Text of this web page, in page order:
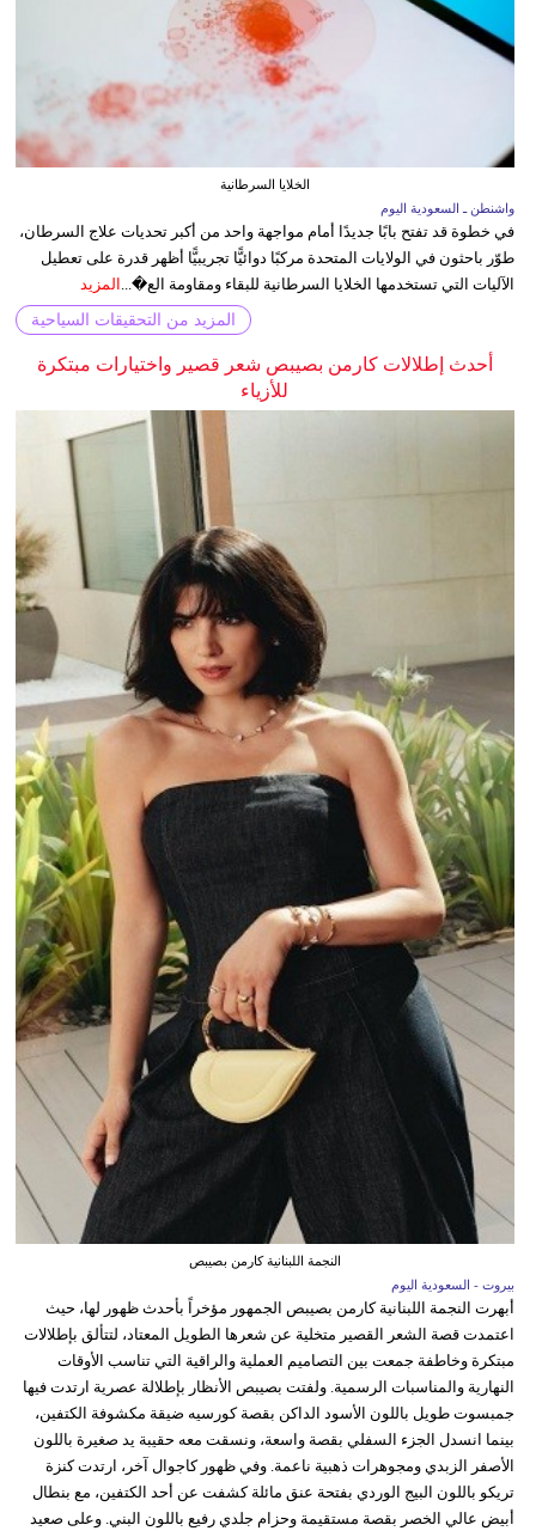
الخلايا السرطانية
واشنطن ـ السعودية اليوم
في خطوة قد تفتح بابًا جديدًا أمام مواجهة واحد من أكبر تحديات علاج السرطان،
طوّر باحثون في الولايات المتحدة مركبًا دوائيًّا تجريبيًّا أظهر قدرة على تعطيل
الآليات التي تستخدمها الخلايا السرطانية للبقاء ومقاومة الع�... المزيد
المزيد من التحقيقات السياحية
أحدث إطلالات كارمن بصيبص شعر قصير واختيارات مبتكرة
للأزياء
النجمة اللبنانية كارمن بصيبص
بيروت - السعودية اليوم
أبهرت النجمة اللبنانية كارمن بصيبص الجمهور مؤخراً بأحدث ظهور لها، حيث
اعتمدت قصة الشعر القصير متخلية عن شعرها الطويل المعتاد، لتتألق بإطلالات
مبتكرة وخاطفة جمعت بين التصاميم العملية والراقية التي تناسب الأوقات
النهارية والمناسبات الرسمية. ولفتت بصيبص الأنظار بإطلالة عصرية ارتدت فيها
جمبسوت طويل باللون الأسود الداكن بقصة كورسيه ضيقة مكشوفة الكتفين،
بينما انسدل الجزء السفلي بقصة واسعة، ونسقت معه حقيبة يد صغيرة باللون
الأصفر الزبدي ومجوهرات ذهبية ناعمة. وفي ظهور كاجوال آخر، ارتدت كنزة
تريكو باللون البيج الوردي بفتحة عنق مائلة كشفت عن أحد الكتفين، مع بنطال
أبيض عالي الخصر بقصة مستقيمة وحزام جلدي رفيع باللون البني. وعلى صعيد